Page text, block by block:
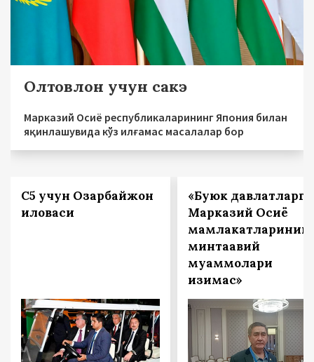
Олтовлон учун сакэ
Марказий Осиё республикаларининг Япония билан
яқинлашувида кўз илғамас масалалар бор
С5 учун Озарбайжон
иловаси
«Буюк давлатларга
Марказий Осиё
минтақавий
муаммолари
қизиқмас»